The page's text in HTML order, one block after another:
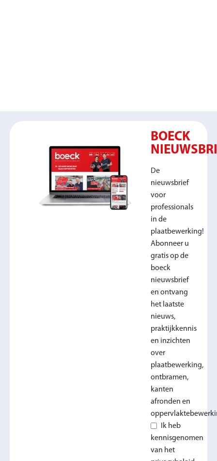
BOECK
De
nieuwsbrief
voor
professionals
in de
plaatbewerking!
Abonneer u
gratis op de
boeck
nieuwsbrief
en ontvang
het laatste
nieuws,
praktijkkennis
en inzichten
over
plaatbewerking,
ontbramen,
kanten
afronden en
Ik heb
kennisgenomen
van het